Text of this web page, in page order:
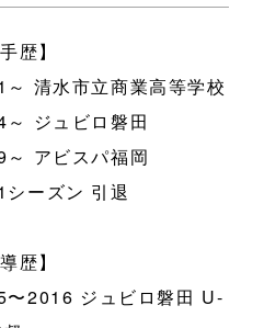
歴】
～ 清水市立商業高等学校
～ ジュビロ磐田
アビスパ福岡
ーズン 引退
歴】
〜2016 ジュビロ磐田 U-